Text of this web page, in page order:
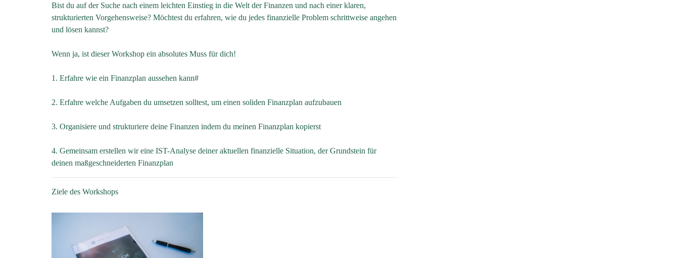
Bist du auf der Suche nach einem leichten Einstieg in die Welt der Finanzen und nach einer klaren,
strukturierten Vorgehensweise? Möchtest du erfahren, wie du jedes finanzielle Problem schrittweise angehen
und lösen kannst?
Wenn ja, ist dieser Workshop ein absolutes Muss für dich!
1. Erfahre wie ein Finanzplan aussehen kann#
2. Erfahre welche Aufgaben du umsetzen solltest, um einen soliden Finanzplan aufzubauen
3. Organisiere und strukturiere deine Finanzen indem du meinen Finanzplan kopierst
4. Gemeinsam erstellen wir eine IST-Analyse deiner aktuellen finanzielle Situation, der Grundstein für
deinen maßgeschneiderten Finanzplan
Ziele des Workshops